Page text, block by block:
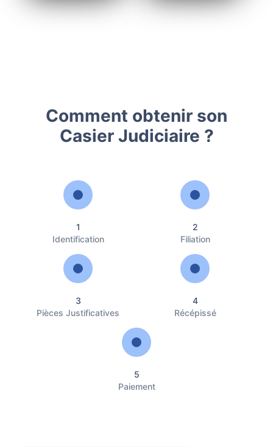
Comment obtenir son
Casier Judiciaire ?
1
Identification
2
Filiation
3
Pièces Justificatives
4
Récépissé
5
Paiement